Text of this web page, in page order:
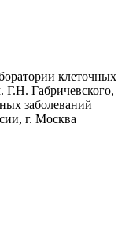
клеточных
Габричевского,
заболеваний
г. Москва